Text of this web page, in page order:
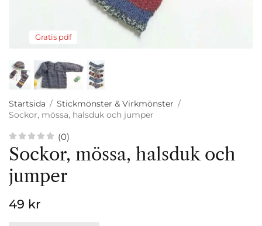
Gratis pdf
Startsida / Stickmönster & Virkmönster /
Sockor, mössa, halsduk och jumper
(0)
Sockor, mössa, halsduk och
jumper
49 kr